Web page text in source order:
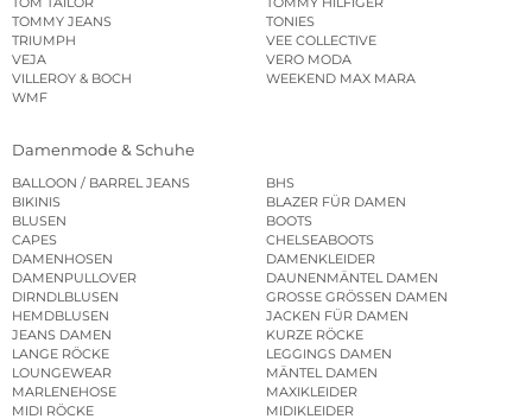
TOMMY JEANS
TONIES
TRIUMPH
VEE COLLECTIVE
VEJA
VERO MODA
VILLEROY & BOCH
WEEKEND MAX MARA
WMF
Damenmode & Schuhe
BALLOON / BARREL JEANS
BHS
BIKINIS
BLAZER FÜR DAMEN
BLUSEN
BOOTS
CAPES
CHELSEABOOTS
DAMENHOSEN
DAMENKLEIDER
DAMENPULLOVER
DAUNENMÄNTEL DAMEN
DIRNDLBLUSEN
GROSSE GRÖSSEN DAMEN
HEMDBLUSEN
JACKEN FÜR DAMEN
JEANS DAMEN
KURZE RÖCKE
LANGE RÖCKE
LEGGINGS DAMEN
LOUNGEWEAR
MÄNTEL DAMEN
MARLENEHOSE
MAXIKLEIDER
MIDI RÖCKE
MIDIKLEIDER